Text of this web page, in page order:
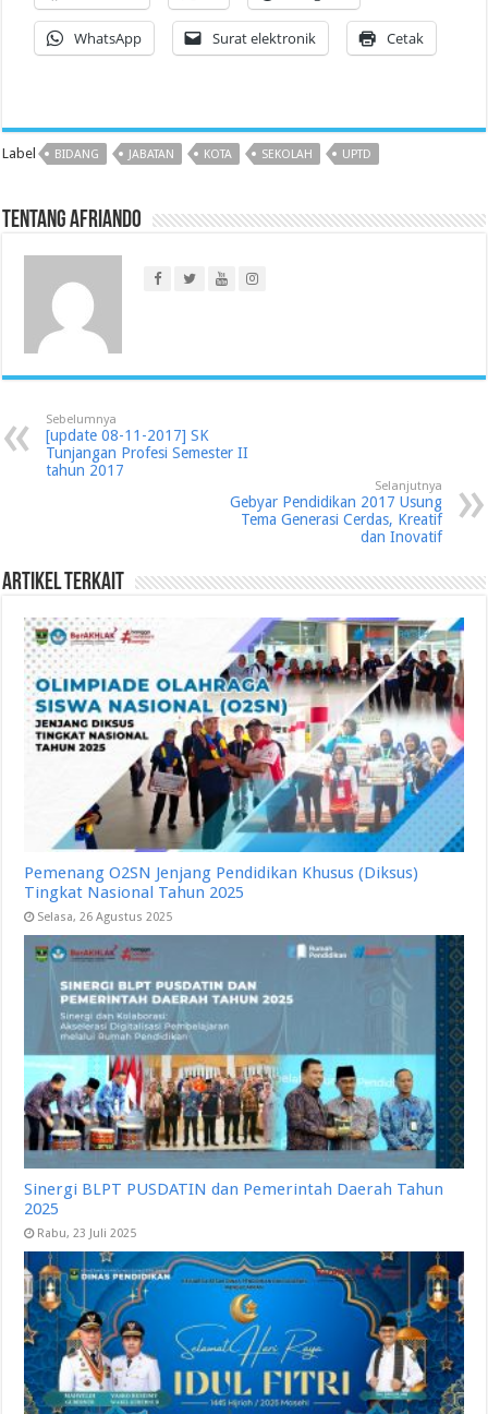
WhatsApp Surat elektronik Cetak
Label BIDANG JABATAN KOTA SEKOLAH UPTD
Tentang Afriando
Sebelumnya
[update 08-11-2017] SK
Tunjangan Profesi Semester II
tahun 2017
Selanjutnya
Gebyar Pendidikan 2017 Usung
Tema Generasi Cerdas, Kreatif
dan Inovatif
Artikel Terkait
Pemenang O2SN Jenjang Pendidikan Khusus (Diksus)
Tingkat Nasional Tahun 2025
Selasa, 26 Agustus 2025
Sinergi BLPT PUSDATIN dan Pemerintah Daerah Tahun
2025
Rabu, 23 Juli 2025